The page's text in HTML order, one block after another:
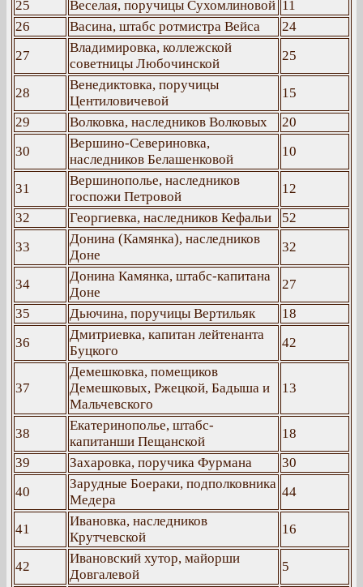
25 Веселая, поручицы Сухомлиновой 11
26
Васина, штабс ротмистра Вейса
24
27
Владимировка, коллежской
советницы Любочинской
25
28
Венедиктовка, поручицы
Центиловичевой
15
29
Волковка, наследников Волковых
20
30
Вершино-Севериновка,
наследников Белашенковой
10
31
Вершинополье, наследников
госпожи Петровой
12
32
Георгиевка, наследников Кефальи
52
33
Донина (Камянка), наследников
Доне
32
34
Донина Камянка, штабс-капитана
Доне
27
35
Дьючина, поручицы Вертильяк
18
36
Дмитриевка, капитан лейтенанта
Буцкого
42
37
Демешковка, помещиков
Демешковых, Ржецкой, Бадыша и
Мальчевского
13
38
Екатеринополье, штабс-
капитанши Пещанской
18
39
Захаровка, поручика Фурмана
30
40
Зарудные Боераки, подполковника
Медера
44
41
Ивановка, наследников
Крутчевской
16
42
Ивановский хутор, майорши
Довгалевой
5